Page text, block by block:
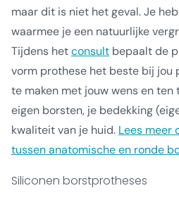
maar dit is niet het geval. Je
waarmee je een natuurlijke
Tijdens hetconsult bepaalt de
vorm prothese het beste bij jou
te maken met jouw wens en ten
eigen borsten, je bedekking
kwaliteit van je huid. Lees meer
tussen anatomische en ronde
Siliconen borstprotheses